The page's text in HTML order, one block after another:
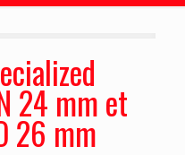
24 mm et
26 mm